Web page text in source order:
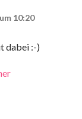
10:20
dabei :-)